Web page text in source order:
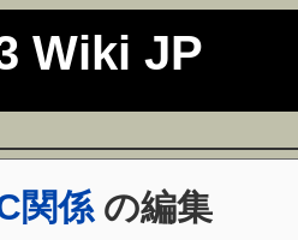
Wiki JP
関係の編集